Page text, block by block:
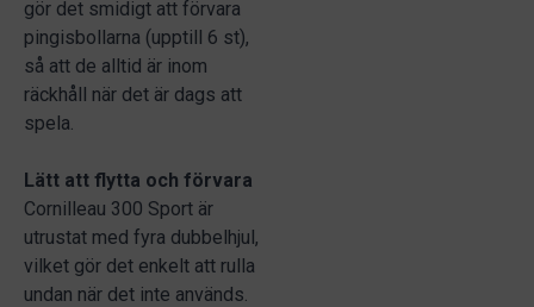
gör det smidigt att förvara
pingisbollarna (upptill 6 st),
så att de alltid är inom
räckhåll när det är dags att
spela.
Lätt att flytta och förvara
Cornilleau 300 Sport är
utrustat med fyra dubbelhjul,
vilket gör det enkelt att rulla
undan när det inte används.